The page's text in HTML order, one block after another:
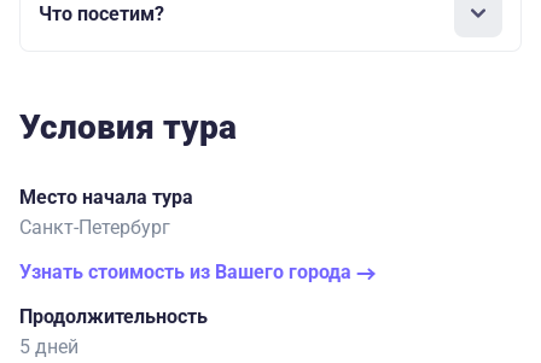
Что посетим?
Условия тура
Место начала тура
Санкт-Петербург
Узнать стоимость из Вашего города
Продолжительность
5 дней